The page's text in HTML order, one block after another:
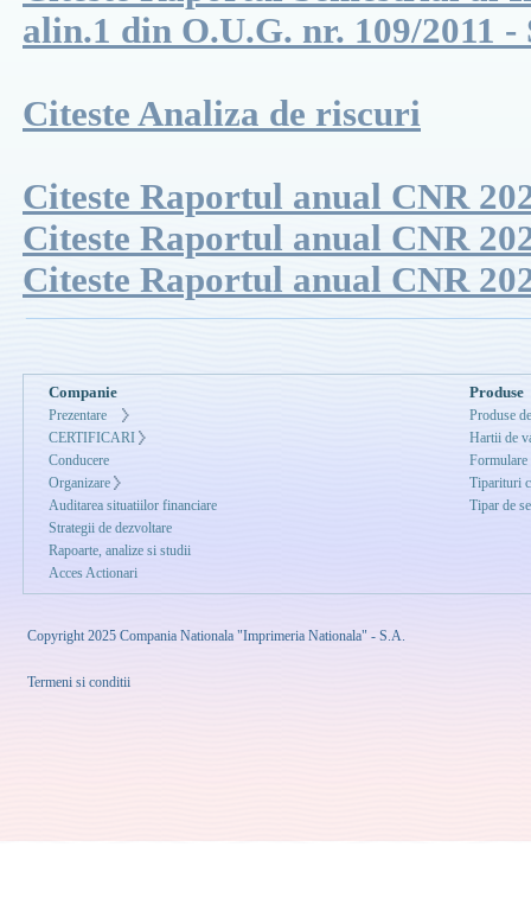
alin.1 din O.U.G. nr. 109/2011 -
Citeste Analiza de riscuri
Citeste Raportul anual CNR
Citeste Raportul anual CNR
Citeste Raportul anual CNR
Companie
Prezentare
CERTIFICARI
Conducere
Organizare
Auditarea situatiilor financiare
Strategii de dezvoltare
Rapoarte, analize si studii
Acces Actionari
Produse
Produse
Hartii de
Formulare
Tiparituri
Tipar de
Copyright 2025 Compania Nationala "Imprimeria Nationala" - S.A.
Termeni si conditii